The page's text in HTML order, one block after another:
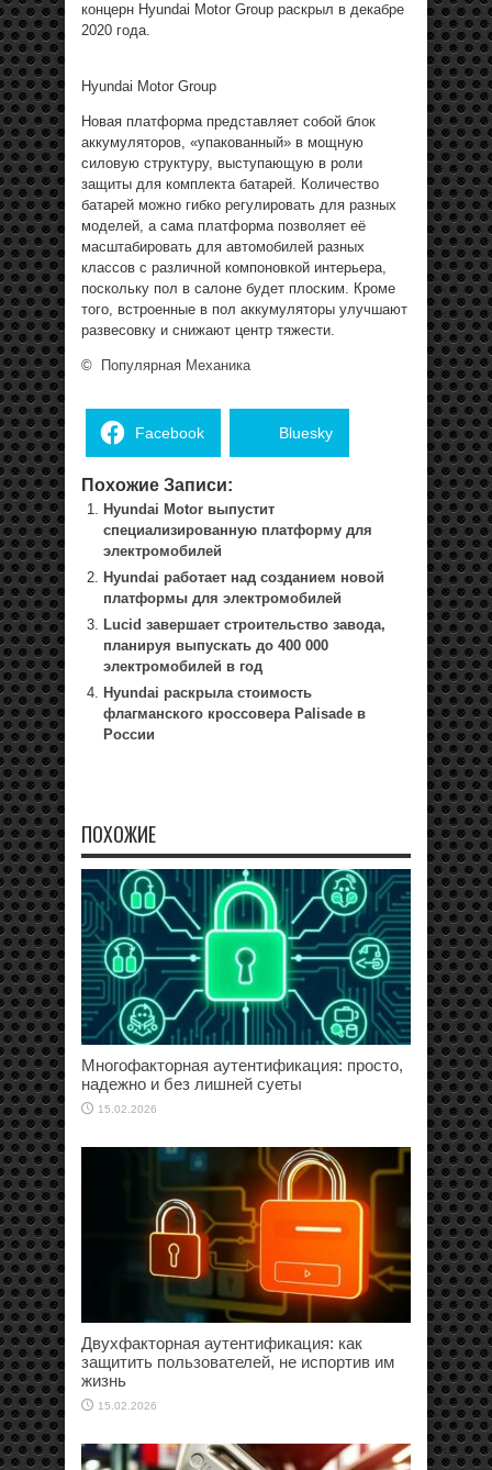
концерн Hyundai Motor Group раскрыл в декабре
2020 года.
Hyundai Motor Group
Новая платформа представляет собой блок
аккумуляторов, «упакованный» в мощную
силовую структуру, выступающую в роли
защиты для комплекта батарей. Количество
батарей можно гибко регулировать для разных
моделей, а сама платформа позволяет её
масштабировать для автомобилей разных
классов с различной компоновкой интерьера,
поскольку пол в салоне будет плоским. Кроме
того, встроенные в пол аккумуляторы улучшают
развесовку и снижают центр тяжести.
© Популярная Механика
Facebook Bluesky
Похожие Записи:
Hyundai Motor выпустит
специализированную платформу для
электромобилей
Hyundai работает над созданием новой
платформы для электромобилей
Lucid завершает строительство завода,
планируя выпускать до 400 000
электромобилей в год
Hyundai раскрыла стоимость
флагманского кроссовера Palisade в
России
ПОХОЖИЕ
Многофакторная аутентификация: просто,
надежно и без лишней суеты
15.02.2026
Двухфакторная аутентификация: как
защитить пользователей, не испортив им
жизнь
15.02.2026